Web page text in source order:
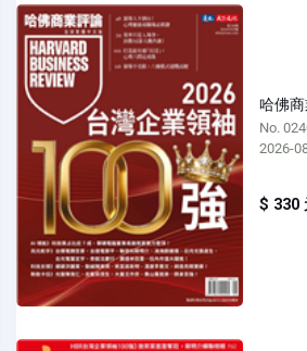
哈佛
No.
2026-
$ 330